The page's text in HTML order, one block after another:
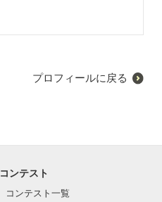
プロフィールに戻る
コンテスト
コンテスト一覧